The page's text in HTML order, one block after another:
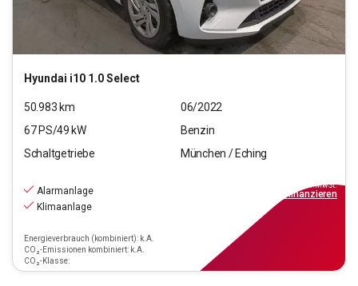
Hyundai i10 1.0 Select
50.983 km
06/2022
67PS/49 kW
Benzin
Schaltgetriebe
München / Eching
Alarmanlage
Klimaanlage
Energieverbrauch (kombiniert): k.A.
CO₂-Emissionen kombiniert: k.A.
CO₂-Klasse:
inkl.MwSt.
finanzieren